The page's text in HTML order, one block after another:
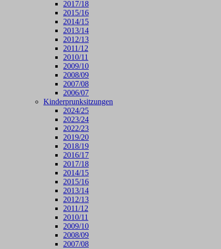
2017/18
2015/16
2014/15
2013/14
2012/13
2011/12
2010/11
2009/10
2008/09
2007/08
2006/07
Kinderprunksitzungen
2024/25
2023/24
2022/23
2019/20
2018/19
2016/17
2017/18
2014/15
2015/16
2013/14
2012/13
2011/12
2010/11
2009/10
2008/09
2007/08